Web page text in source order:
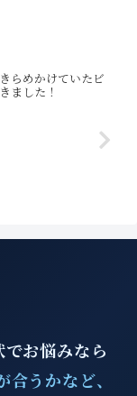
らめかけていたビ
ました！
お悩みなら
うかなど、